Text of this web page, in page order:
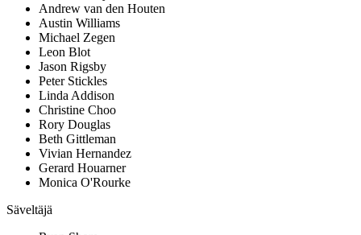
Andrew van den Houten
Austin Williams
Michael Zegen
Leon Blot
Jason Rigsby
Peter Stickles
Linda Addison
Christine Choo
Rory Douglas
Beth Gittleman
Vivian Hernandez
Gerard Houarner
Monica O'Rourke
Säveltäjä